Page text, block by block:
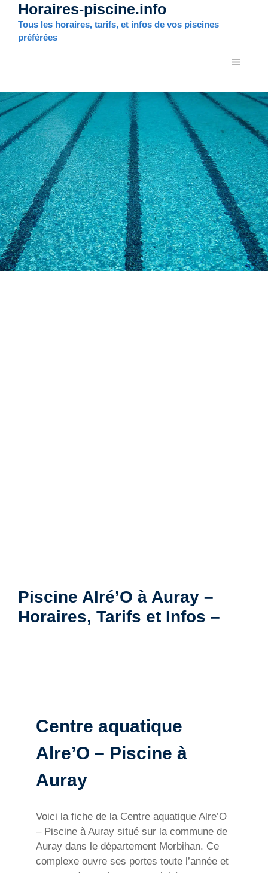
Aller
contenu
Horaires-piscine.info
Tous les horaires, tarifs, et infos de vos piscines
préférées
MENU
Piscine Alré’O à Auray –
Horaires, Tarifs et Infos –
Centre aquatique
Alre’O – Piscine à
Auray
Voici la fiche de la Centre aquatique Alre’O
– Piscine à Auray situé sur la commune de
Auray dans le département Morbihan. Ce
complexe ouvre ses portes toute l’année et